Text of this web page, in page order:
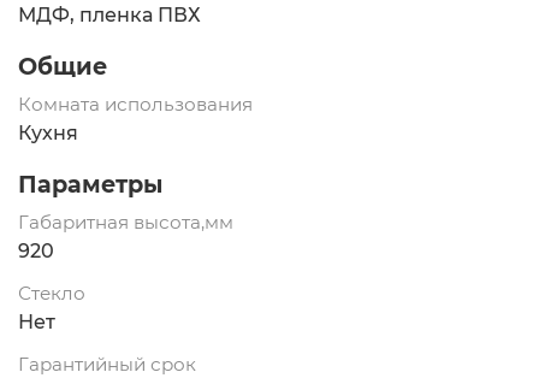
МДФ, пленка ПВХ
Общие
Комната использования
Кухня
Параметры
Габаритная высота,мм
920
Стекло
Нет
Гарантийный срок